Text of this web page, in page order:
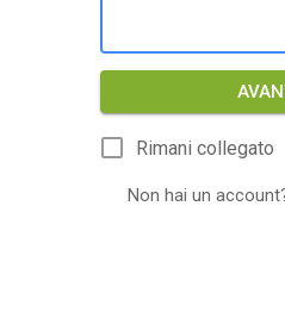
Rimani collegato
Non hai un